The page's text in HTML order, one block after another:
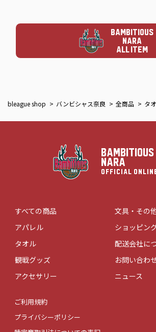
BAMBITIOUS
NARA
ALL ITEM
bleague shop バンビシャス奈良 全商品 タ
BAMBITIOUS
NARA
OFFICIAL
すべての商品
アパレル
タオル
観戦グッズ
アクセサリー
文具・その
ショッピン
配送会社に
お問い合わ
ニュース
ご利用規約
プライバシーポリシー